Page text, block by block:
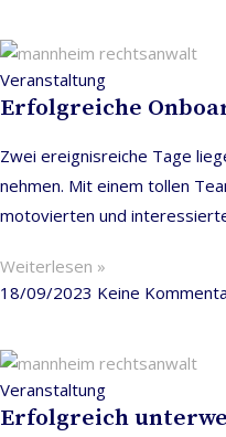
Veranstaltung
Erfolgreiche
Zwei ereignisreiche Tage
nehmen. Mit einem tollen
motovierten und
Weiterlesen »
18/09/2023 Keine
Veranstaltung
Erfolgreich